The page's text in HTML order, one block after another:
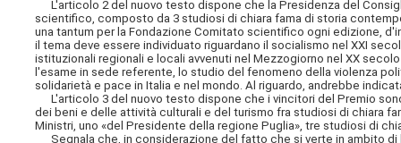
L'articolo 2 del nuovo testo dispone che la Presidenza del
scientifico, composto da 3 studiosi di chiara fama di storia
una tantum per la Fondazione Comitato scientifico ogni edizione,
il tema deve essere individuato riguardano il socialismo nel XXI
istituzionali regionali e locali avvenuti nel Mezzogiorno nel XX
l'esame in sede referente, lo studio del fenomeno della violenza
solidarietà e pace in Italia e nel mondo. Al riguardo, andrebbe
L'articolo 3 del nuovo testo dispone che i vincitori del Premio
dei beni e delle attività culturali e del turismo fra studiosi di chiara
Ministri, uno «del Presidente della regione Puglia», tre studiosi di
Segnala che, in considerazione del fatto che si verte in ambito